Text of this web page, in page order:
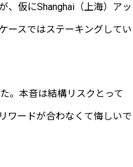
、仮にShanghai（上海）アッ
ースではステーキングしてい
。本音は結構リスクとって
ワードが合わなくて悔しいで